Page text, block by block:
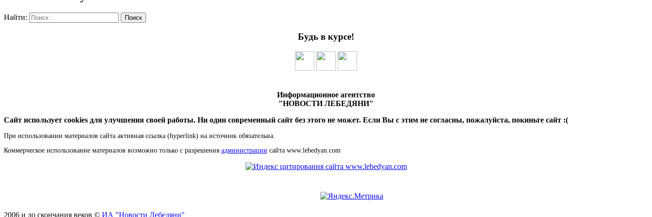
Найти:
Будь в курсе!
Информационное агентство
"НОВОСТИ ЛЕБЕДЯНИ"
Сайт использует cookies для улучшения своей работы. Ни один современный сайт без этого не может. Если Вы с этим не согласны, пожалуйста, покиньте сайт :(
При использовании материалов сайта активная ссылка (hyperlink) на источник обязательна.
Коммерческое использование материалов возможно только с разрешения администрации сайта www.lebedyan.com
2006 и до скончания веков © ИА "Новости Лебедяни"